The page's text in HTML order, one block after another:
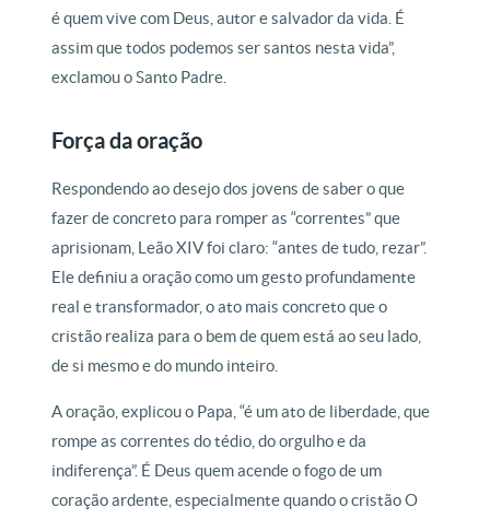
é quem vive com Deus, autor e salvador da vida. É
assim que todos podemos ser santos nesta vida”,
exclamou o Santo Padre.
Força da oração
Respondendo ao desejo dos jovens de saber o que
fazer de concreto para romper as “correntes” que
aprisionam, Leão XIV foi claro: “antes de tudo, rezar”.
Ele definiu a oração como um gesto profundamente
real e transformador, o ato mais concreto que o
cristão realiza para o bem de quem está ao seu lado,
de si mesmo e do mundo inteiro.
A oração, explicou o Papa, “é um ato de liberdade, que
rompe as correntes do tédio, do orgulho e da
indiferença”. É Deus quem acende o fogo de um
coração ardente, especialmente quando o cristão O